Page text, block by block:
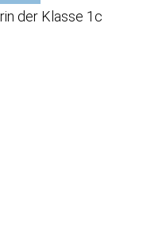
der Klasse 1c